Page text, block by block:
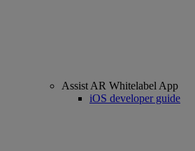
Assist AR Whitelabel App
iOS developer guide